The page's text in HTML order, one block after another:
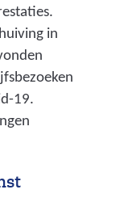
in
19.